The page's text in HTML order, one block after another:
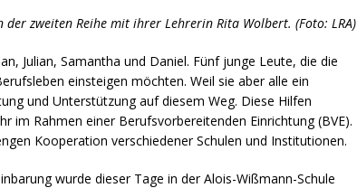
der zweiten Reihe mit ihrer Lehrerin Rita Wolbert. (Foto: LRA)
Julian, Samantha und Daniel. Fünf junge Leute, die die
einsteigen möchten. Weil sie aber alle ein
und Unterstützung auf diesem Weg. Diese Hilfen
im Rahmen einer Berufsvorbereitenden Einrichtung (BVE).
Kooperation verschiedener Schulen und Institutionen.
wurde dieser Tage in der Alois-Wißmann-Schule